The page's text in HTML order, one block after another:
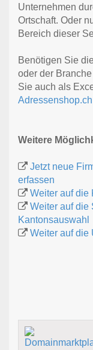
Unternehmen
Ortschaft. Oder
Bereich dieser
Benötigen Sie
oder der
Sie auch als
Adressenshop.ch
Weitere
Jetzt neue
erfassen
Weiter auf die
Weiter auf die
Kantonsauswahl
Weiter auf die